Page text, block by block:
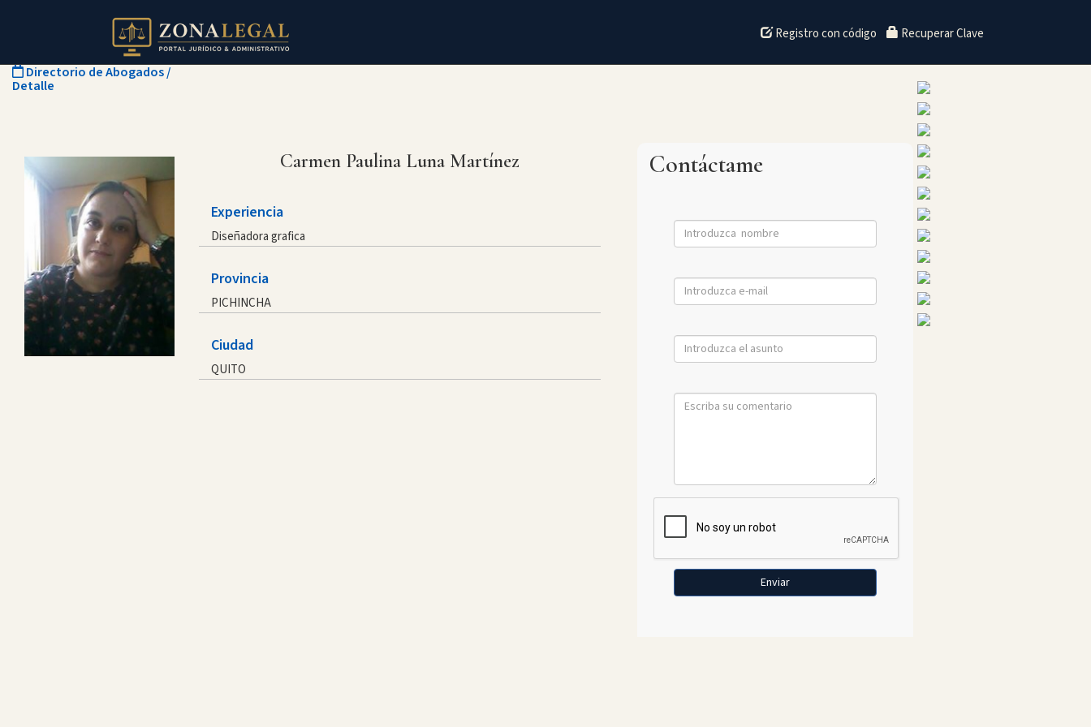
Registro con código Recuperar Clave
Directorio de Abogados/
Detalle
Carmen Paulina Luna Martínez
Experiencia
Diseñadora grafica
Provincia
PICHINCHA
Ciudad
QUITO
Contáctame
Enviar